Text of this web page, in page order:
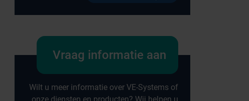
Vraag informatie aan
Wilt u meer informatie over VE-Systems of